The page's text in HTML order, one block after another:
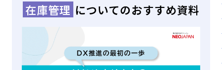
在庫管理 についてのおすすめ資料